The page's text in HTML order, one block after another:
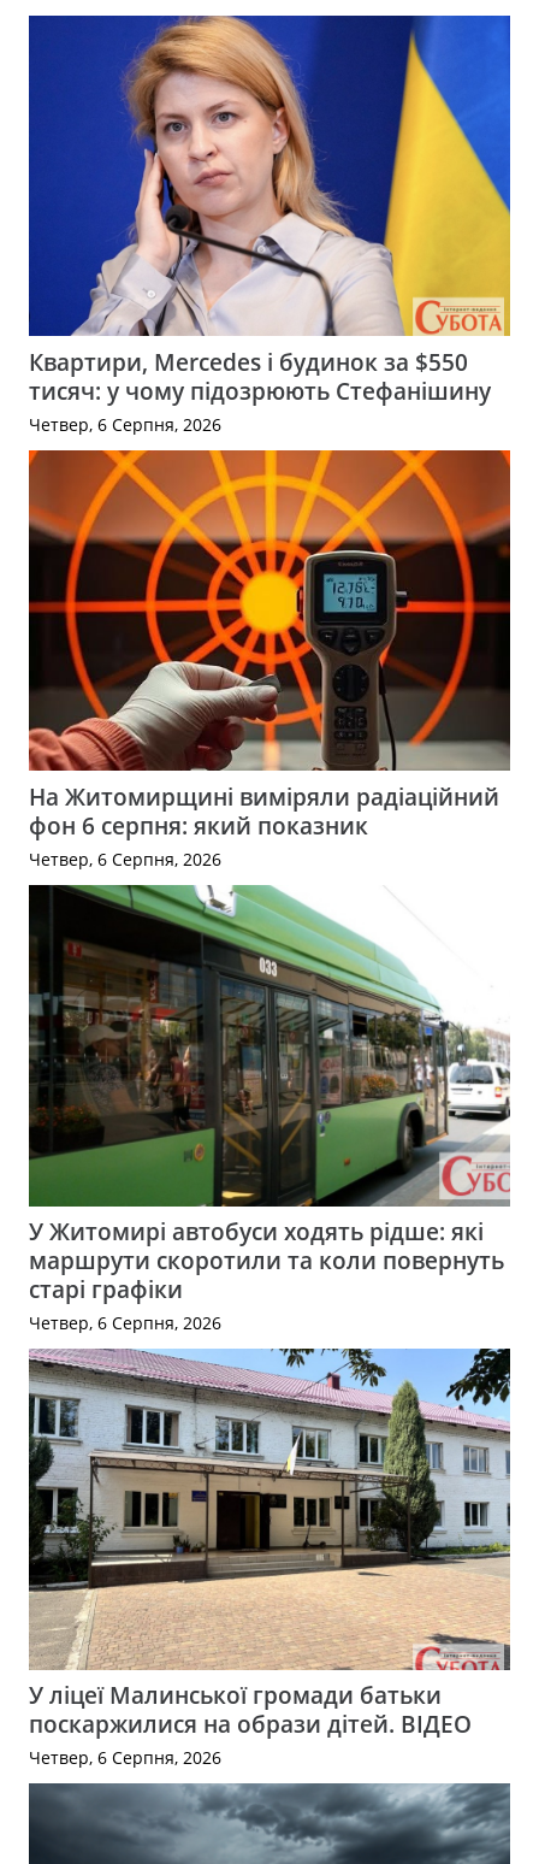
Квартири, Mercedes і будинок за $550
тисяч: у чому підозрюють Стефанішину
Четвер, 6 Серпня, 2026
На Житомирщині виміряли радіаційний
фон 6 серпня: який показник
Четвер, 6 Серпня, 2026
У Житомирі автобуси ходять рідше: які
маршрути скоротили та коли повернуть
старі графіки
Четвер, 6 Серпня, 2026
У ліцеї Малинської громади батьки
поскаржилися на образи дітей. ВІДЕО
Четвер, 6 Серпня, 2026